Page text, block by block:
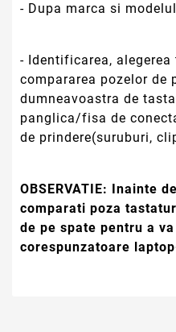
- Dupa marca si
- Identificarea,
compararea pozelor de
dumneavoastra de
panglica/fisa de
de prindere(suruburi,
OBSERVATIE: Inainte
comparati poza
de pe spate pentru a
corespunzatoare